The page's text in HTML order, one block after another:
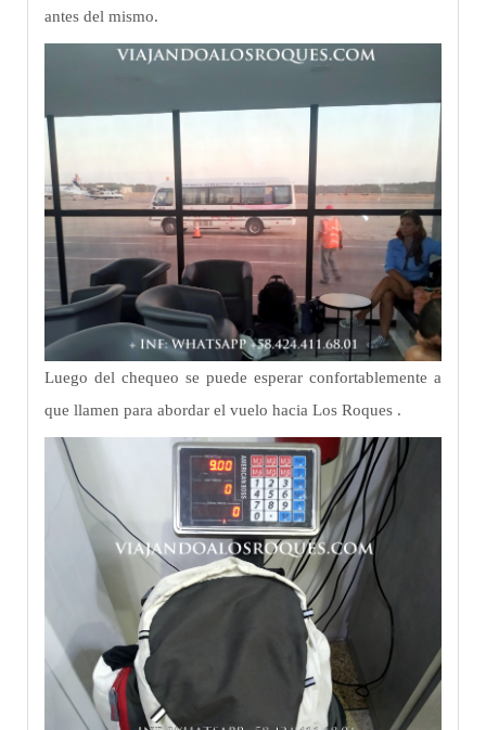
antes del mismo.
Luego del chequeo se puede esperar confortablemente a
que llamen para abordar el vuelo hacia Los Roques .